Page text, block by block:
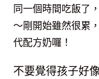
同一個時間吃飯了
～剛開始雖然很累
代配方奶囉！
不要覺得孩子好